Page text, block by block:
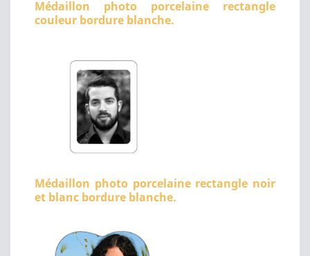
Médaillon photo porcelaine rectangle
couleur bordure blanche.
Médaillon photo porcelaine rectangle noir
et blanc bordure blanche.